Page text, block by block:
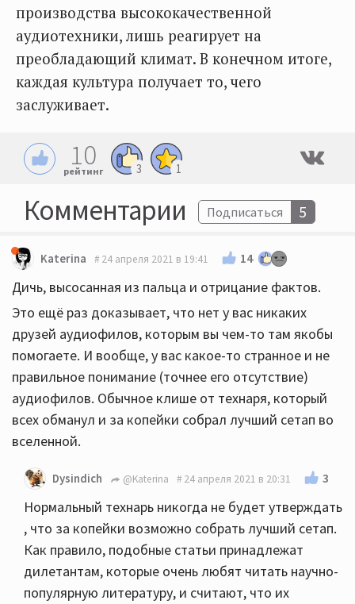
производства высококачественной
аудиотехники, лишь реагирует на
преобладающий климат. В конечном итоге,
каждая культура получает то, чего
заслуживает.
10
рейтинг 3 1
Комментарии Подписаться 5
Katerina 24 апреля 2021 в 19:41 14
Дичь, высосанная из пальца и отрицание фактов.
Это ещё раз доказывает, что нет у вас никаких
друзей аудиофилов, которым вы чем-то там якобы
помогаете. И вообще, у вас какое-то странное и не
правильное понимание (точнее его отсутствие)
аудиофилов. Обычное клише от технаря, который
всех обманул и за копейки собрал лучший сетап во
вселенной.
Dysindich @Katerina 24 апреля 2021 в 20:31 3
Нормальный технарь никогда не будет утверждать
, что за копейки возможно собрать лучший сетап.
Как правило, подобные статьи принадлежат
дилетантам, которые очень любят читать научно-
популярную литературу, и считают, что их